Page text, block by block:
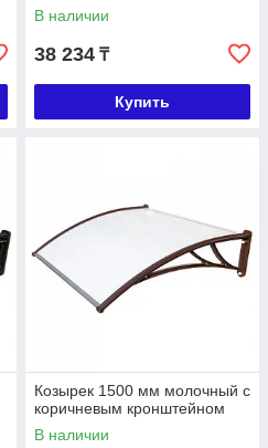
В наличии
38 234 ₸
Купить
Козырек 1500 мм молочный с
коричневым кронштейном
В наличии